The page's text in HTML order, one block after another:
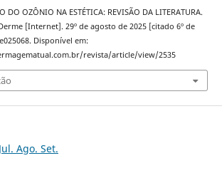
OZÔNIO NA ESTÉTICA: REVISÃO DA LITERATURA.
[Internet]. 29º de agosto de 2025 [citado 6º de
Disponível em:
revista/article/view/2535
Ago. Set.